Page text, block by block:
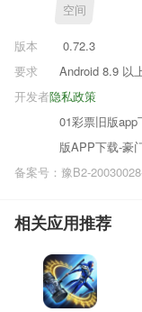
空间
版本
0.72.3
要求
Android 8.9 以
隐私政策
开发者
01彩票旧版
版APP下载-豪
备案号：豫B2-
相关应用推荐